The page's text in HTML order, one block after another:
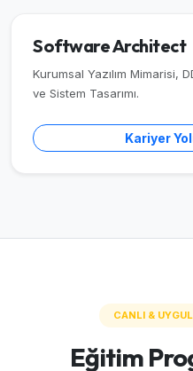
Software Architect
Kurumsal Yazılım Mimarisi,
ve Sistem Tasarımı.
Kariyer
CANLI &
Eğitim